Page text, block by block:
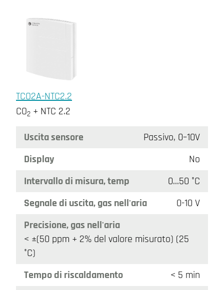
TCO2A-NTC2.2
CO2 + NTC 2.2
Uscita sensore
Passivo, 0–10V
Display
No
Intervallo di misura, temp
0…50 °C
Segnale di uscita, gas nell'aria
0-10 V
Precisione, gas nell'aria
< ±(50 ppm + 2% del valore misurato) (25
°C)
Tempo di riscaldamento
< 5 min